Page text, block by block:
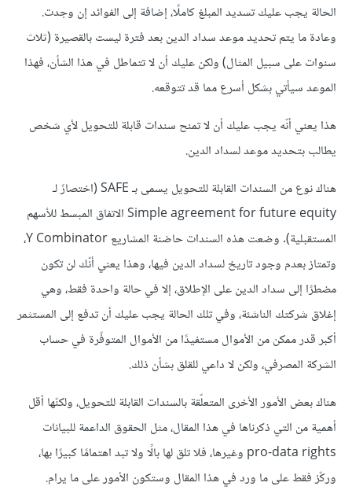
الحالة يجب عليك تسديد المبلغ كاملًا، إضافة إلى الفوائد إن وجدت.
وعادة ما يتم تحديد موعد سداد الدين بعد فترة ليست بالقصيرة (ثلاث
سنوات على سبيل المثال) ولكن عليك أن لا تتماطل في هذا الشأن، فهذا
الموعد سيأتي بشكل أسرع مما قد تتوقعه.
هذا يعني أنّه يجب عليك أن لا تمنح سندات قابلة للتحويل لأي شخص
يطالب بتحديد موعد لسداد الدين.
هناك نوع من السندات القابلة للتحويل يسمى بـ SAFE (اختصارً لـ
Simple agreement for future equity الاتفاق المبسط للأسهم
المستقبلية). وضعت هذه السندات حاضنة المشاريع Y Combinator،
وتمتاز بعدم وجود تاريخ لسداد الدين فيها، وهذا يعني أنّك لن تكون
مضطرًا إلى سداد الدين على الإطلاق، إلا في حالة واحدة فقط، وهي
إغلاق شركتك الناشئة، وفي تلك الحالة يجب عليك أن تدفع إلى المستثمر
أكبر قدر ممكن من الأموال مستفيدًا من الأموال المتوفّرة في حساب
الشركة المصرفي، ولكن لا داعي للقلق بشأن ذلك.
هناك بعض الأمور الأخرى المتعلّقة بالسندات القابلة للتحويل، ولكنّها أقل
أهمية من التي ذكرناها في هذا المقال، مثل الحقوق الداعمة للبيانات
pro-data rights وغيرها، فلا تلق لها بالًا ولا تبد اهتمامًا كبيرًا بها،
وركّز فقط على ما ورد في هذا المقال وستكون الأمور على ما يرام.